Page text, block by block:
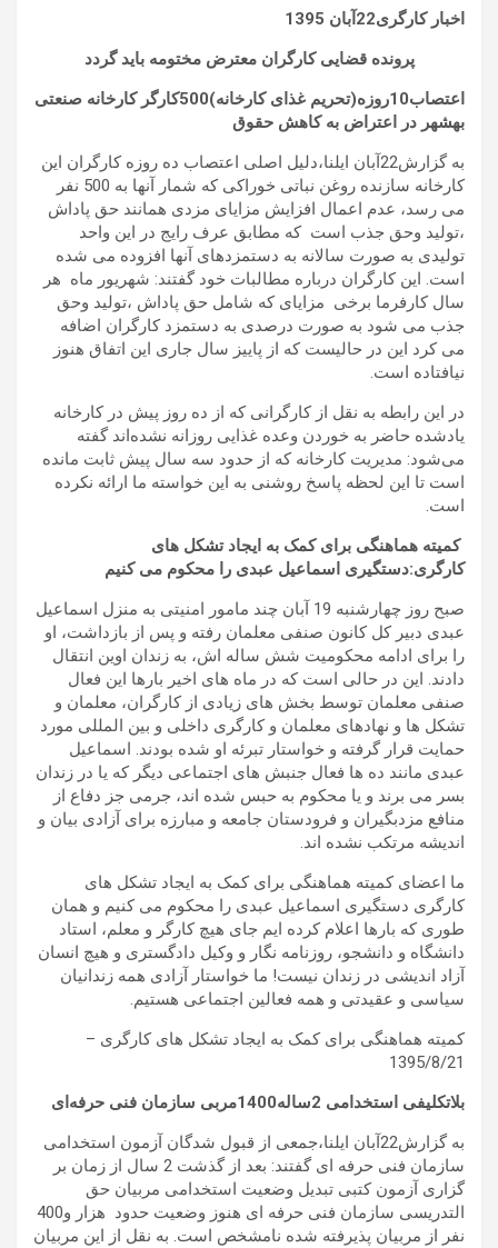
اخبار کارگری22آبان
1395
پرونده قضایی کارگران معترض مختومه باید گردد
اعتصاب10روزه(تحریم غذای کارخانه)500کارگر کارخانه صنعتی
بهشهر در اعتراض به کاهش حقوق
به گزارش22آبان ایلنا،دلیل اصلی اعتصاب ده روزه کارگران این
کارخانه سازنده روغن نباتی خوراکی که شمار آنها به 500 نفر
می رسد، عدم اعمال افزایش مزایای مزدی همانند حق پاداش
،تولید وحق جذب است که مطابق عرف رایج در این واحد
تولیدی به صورت سالانه به دستمزدهای آنها افزوده می شده
است. این کارگران درباره مطالبات خود گفتند: شهریور ماه هر
سال کارفرما برخی مزایای که شامل حق پاداش ،تولید وحق
جذب می شود به صورت درصدی به دستمزد کارگران اضافه
می کرد این در حالیست که از پاییز سال جاری این اتفاق هنوز
نیافتاده است.
در این رابطه به نقل از کارگرانی که از ده روز پیش در کارخانه
یادشده حاضر به خوردن وعده غذایی روزانه نشده‌اند گفته
می‌شود: مدیریت کارخانه که از حدود سه سال پیش ثابت مانده
است تا این لحظه پاسخ روشنی به این خواسته‌ ما ارائه نکرده
است.
کمیته هماهنگی برای کمک به ایجاد تشکل های
کارگری:دستگیری اسماعیل عبدی را محکوم می کنیم
صبح روز چهارشنبه 19 آبان چند مامور امنیتی به منزل اسماعیل
عبدی دبیر کل کانون صنفی معلمان رفته و پس از بازداشت، او
را برای ادامه محکومیت شش ساله اش، به زندان اوین انتقال
دادند. این در حالی است که در ماه های اخیر بارها این فعال
صنفی معلمان توسط بخش های زیادی از کارگران، معلمان و
تشکل ها و نهادهای معلمان و کارگری داخلی و بین المللی مورد
حمایت قرار گرفته و خواستار تبرئه او شده بودند. اسماعیل
عبدی مانند ده ها فعال جنبش های اجتماعی دیگر که یا در زندان
بسر می برند و یا محکوم به حبس شده اند، جرمی جز دفاع از
منافع مزدبگیران و فرودستان جامعه و مبارزه برای آزادی بیان و
اندیشه مرتکب نشده اند.
ما اعضای کمیته هماهنگی برای کمک به ایجاد تشکل های
کارگری دستگیری اسماعیل عبدی را محکوم می کنیم و همان
طوری که بارها اعلام کرده ایم جای هیچ کارگر و معلم، استاد
دانشگاه و دانشجو، روزنامه نگار و وکیل دادگستری و هیچ انسان
آزاد اندیشی در زندان نیست! ما خواستار آزادی همه زندانیان
سیاسی و عقیدتی و همه فعالین اجتماعی هستیم.
کمیته هماهنگی برای کمک به ایجاد تشکل های کارگری –
1395/8/21
بلاتکلیفی استخدامی 2ساله1400مربی سازمان فنی حرفه‌ای
به گزارش22آبان ایلنا،جمعی از قبول شدگان آزمون استخدامی
سازمان فنی حرفه ای گفتند: بعد از گذشت 2 سال از زمان بر
گزاری آزمون کتبی تبدیل وضعیت استخدامی مربیان حق
التدریسی سازمان فنی حرفه ای هنوز وضعیت حدود هزار و400
نفر از مربیان پذیرفته شده نامشخص است. به نقل از این مربیان